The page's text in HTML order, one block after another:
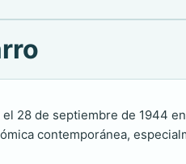
28 de septiembre de 1944
contemporánea,